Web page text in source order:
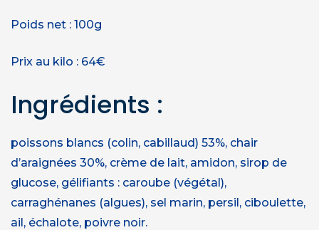
Poids net : 100g
Prix au kilo : 64€
Ingrédients :
poissons blancs (colin, cabillaud) 53%, chair
d’araignées 30%, crème de lait, amidon, sirop de
glucose, gélifiants : caroube (végétal),
carraghénanes (algues), sel marin, persil, ciboulette,
ail, échalote, poivre noir.